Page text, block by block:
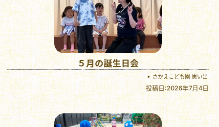
５月の誕生日会
さかえこども園 思い出
投稿日:2026年7月4日